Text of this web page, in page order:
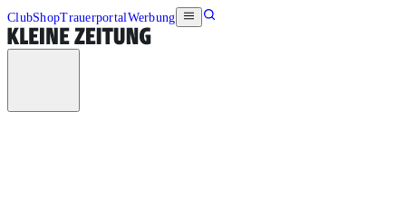
ClubShopTrauerportalWerbung